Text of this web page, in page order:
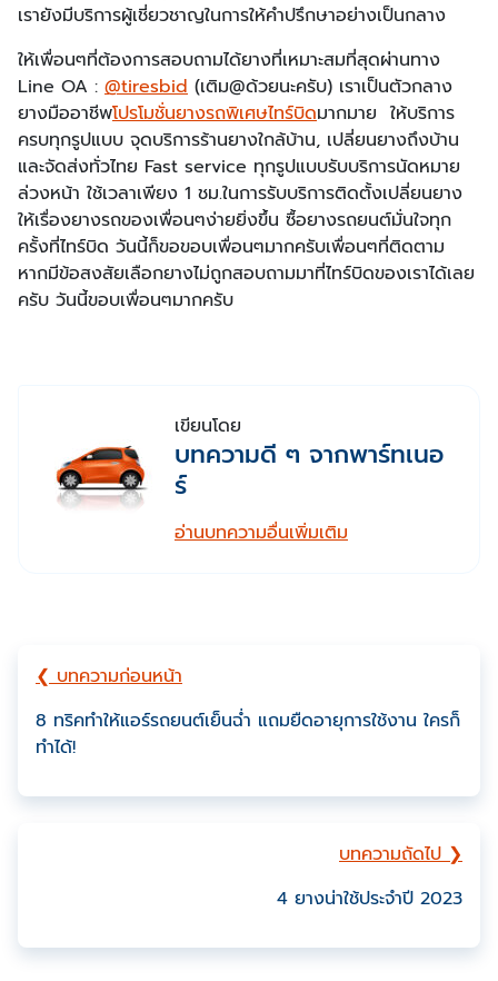
เรายังมีบริการผู้เชี่ยวชาญในการให้คำปรึกษาอย่างเป็นกลาง
ให้เพื่อนๆที่ต้องการสอบถามได้ยางที่เหมาะสมที่สุดผ่านทาง
Line OA : @tiresbid (เติม@ด้วยนะครับ) เราเป็นตัวกลาง
ยางมืออาชีพโปรโมชั่นยางรถพิเศษไทร์บิดมากมาย ให้บริการ
ครบทุกรูปแบบ จุดบริการร้านยางใกล้บ้าน, เปลี่ยนยางถึงบ้าน
และจัดส่งทั่วไทย Fast service ทุกรูปแบบรับบริการนัดหมาย
ล่วงหน้า ใช้เวลาเพียง 1 ชม.ในการรับบริการติดตั้งเปลี่ยนยาง
ให้เรื่องยางรถของเพื่อนๆง่ายยิ่งขึ้น ซื้อยางรถยนต์มั่นใจทุก
ครั้งที่ไทร์บิด วันนี้ก็ขอขอบเพื่อนๆมากครับเพื่อนๆที่ติดตาม
หากมีข้อสงสัยเลือกยางไม่ถูกสอบถามมาที่ไทร์บิดของเราได้เลย
ครับ วันนี้ขอบเพื่อนๆมากครับ
เขียนโดย
บทความดี ๆ จากพาร์ทเนอ
ร์
อ่านบทความอื่นเพิ่มเติม
❮ บทความก่อนหน้า
8 ทริคทำให้แอร์รถยนต์เย็นฉ่ำ แถมยืดอายุการใช้งาน ใครก็
ทำได้!
บทความถัดไป ❯
4 ยางน่าใช้ประจำปี 2023